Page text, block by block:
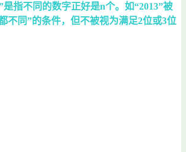
指不同的数字正好是n个。如“2013”被
不同”的条件，但不被视为满足2位或3位